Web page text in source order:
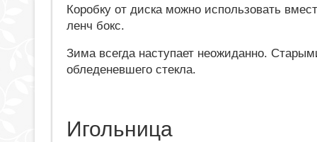
Коробку от диска можно использовать
ленч бокс.
Зима всегда наступает неожиданно.
обледеневшего стекла.
Игольница